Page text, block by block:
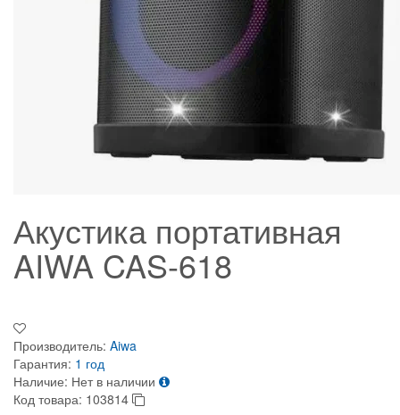
Акустика портативная
AIWA CAS-618
Производитель: Aiwa
Гарантия: 1 год
Наличие: Нет в наличии
Код товара: 103814